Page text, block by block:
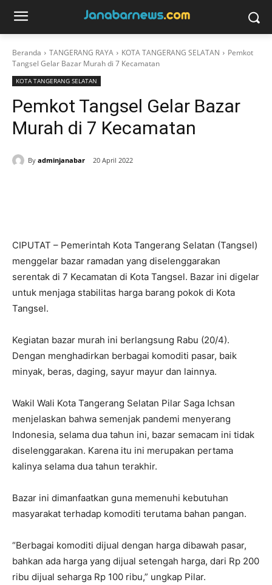
Beranda TANGERANG RAYA KOTA TANGERANG SELATAN
Pemkot
Tangsel Gelar Bazar Murah di 7 Kecamatan
KOTA TANGERANG SELATAN
Pemkot Tangsel Gelar Bazar
Murah di 7 Kecamatan
By adminjanabar 20 April 2022
CIPUTAT – Pemerintah Kota Tangerang Selatan (Tangsel)
menggelar bazar ramadan yang diselenggarakan
serentak di 7 Kecamatan di Kota Tangsel. Bazar ini digelar
untuk menjaga stabilitas harga barang pokok di Kota
Tangsel.
Kegiatan bazar murah ini berlangsung Rabu (20/4).
Dengan menghadirkan berbagai komoditi pasar, baik
minyak, beras, daging, sayur mayur dan lainnya.
Wakil Wali Kota Tangerang Selatan Pilar Saga Ichsan
menjelaskan bahwa semenjak pandemi menyerang
Indonesia, selama dua tahun ini, bazar semacam ini tidak
diselenggarakan. Karena itu ini merupakan pertama
kalinya selama dua tahun terakhir.
Bazar ini dimanfaatkan guna memenuhi kebutuhan
masyarakat terhadap komoditi terutama bahan pangan.
“Berbagai komoditi dijual dengan harga dibawah pasar,
bahkan ada harga yang dijual setengah harga, dari Rp 200
ribu dijual seharga Rp 100 ribu,” ungkap Pilar.